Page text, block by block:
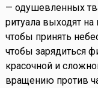
— одушевленных
ритуала выходят
чтобы принять
чтобы зарядиться
красочной и
вращению против